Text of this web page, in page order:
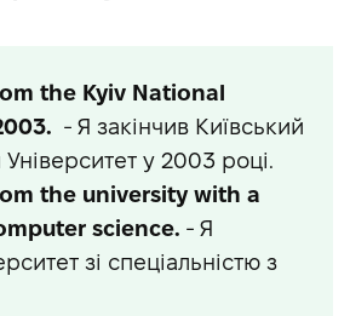
the Kyiv National
- Я закінчив Київський
у 2003 році.
the university with a
science. - Я
зі спеціальністю з